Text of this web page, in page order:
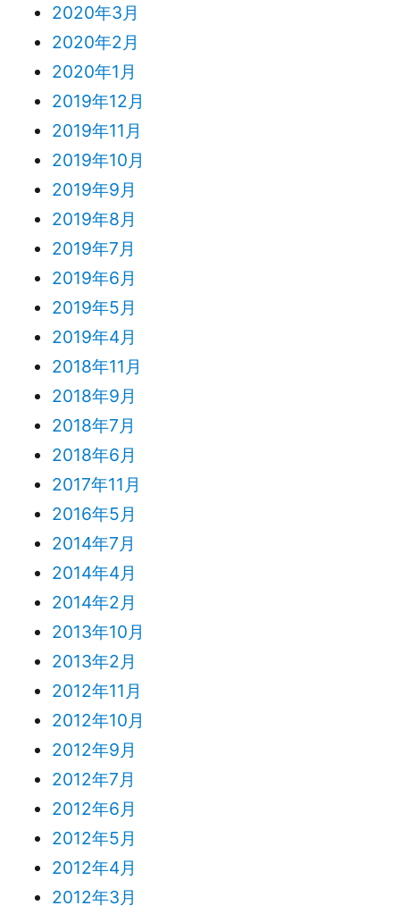
2020年3月
2020年2月
2020年1月
2019年12月
2019年11月
2019年10月
2019年9月
2019年8月
2019年7月
2019年6月
2019年5月
2019年4月
2018年11月
2018年9月
2018年7月
2018年6月
2017年11月
2016年5月
2014年7月
2014年4月
2014年2月
2013年10月
2013年2月
2012年11月
2012年10月
2012年9月
2012年7月
2012年6月
2012年5月
2012年4月
2012年3月